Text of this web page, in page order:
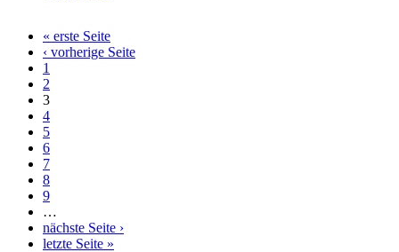
Seiten« erste Seite
‹ vorherige Seite
1
2
3
4
5
6
7
8
9
…
nächste Seite ›
letzte Seite »